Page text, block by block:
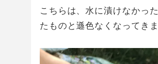
こちらは、水に漬けなかっ
たものと遜色なくなってきま